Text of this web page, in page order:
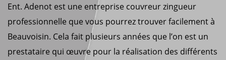
Ent. Adenot est une entreprise couvreur zingueur
professionnelle que vous pourrez trouver facilement à
Beauvoisin. Cela fait plusieurs années que l’on est un
prestataire qui œuvre pour la réalisation des différents